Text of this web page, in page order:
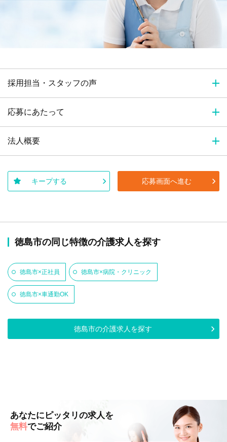
採用担当・スタッフの声
応募にあたって
法人概要
キープする 応募画面へ進む
徳島市の同じ特徴の介護求人を探す
徳島市×正社員 徳島市×病院・クリニック
徳島市×車通勤OK
徳島市の介護求人を探す
あなたにピッタリの求人を
無料でご紹介